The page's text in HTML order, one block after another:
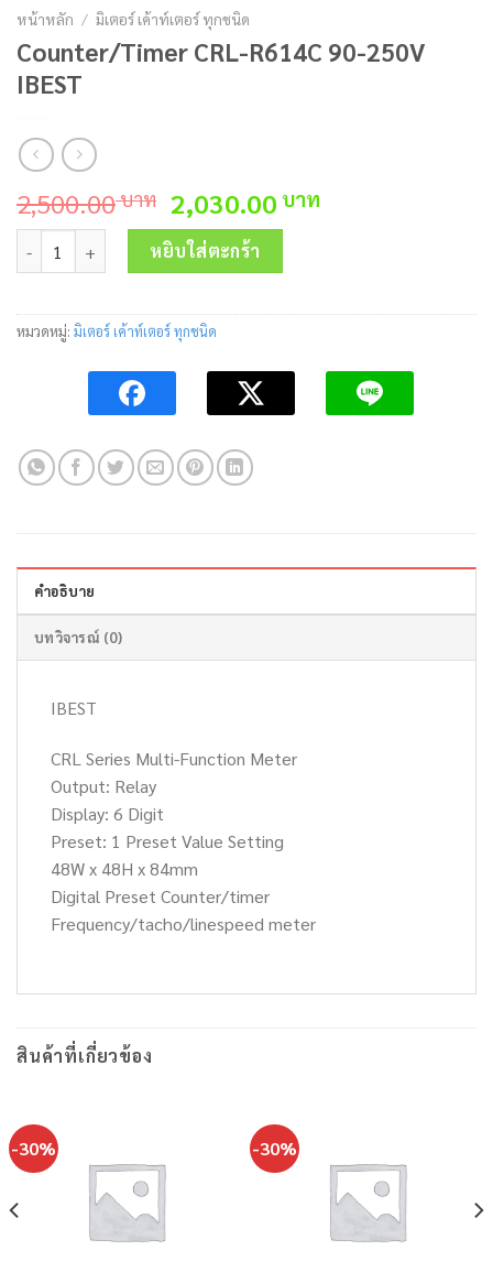
หน้าหลัก / มิเตอร์ เค้าท์เตอร์ ทุกชนิด
Counter/Timer CRL-R614C 90-250V
IBEST
2,500.00บาท Original
price
was:
2,500.00 บาท.
2,030.00 บาท
จำนวน Counter/Timer CRL-R614C 90-250V IBEST ชิ้น
หยิบใส่ตะกร้า
หมวดหมู่: มิเตอร์ เค้าท์เตอร์ ทุกชนิด
คำอธิบาย
บทวิจารณ์ (0)
IBEST
CRL Series Multi-Function Meter
Output: Relay
Display: 6 Digit
Preset: 1 Preset Value Setting
48W x 48H x 84mm
Digital Preset Counter/timer
Frequency/tacho/linespeed meter
สินค้าที่เกี่ยวข้อง
-30% -30%